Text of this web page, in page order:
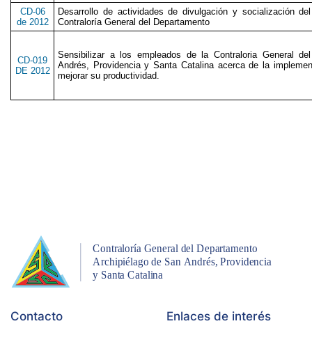
CD-06
de 2012
Desarrollo de actividades de divulgación y socialización
Contraloría General del Departamento
CD-019
DE 2012
Sensibilizar a los empleados de la Contraloria General
Andrés, Providencia y Santa Catalina acerca de la
mejorar su productividad.
Contacto Enlaces de interés